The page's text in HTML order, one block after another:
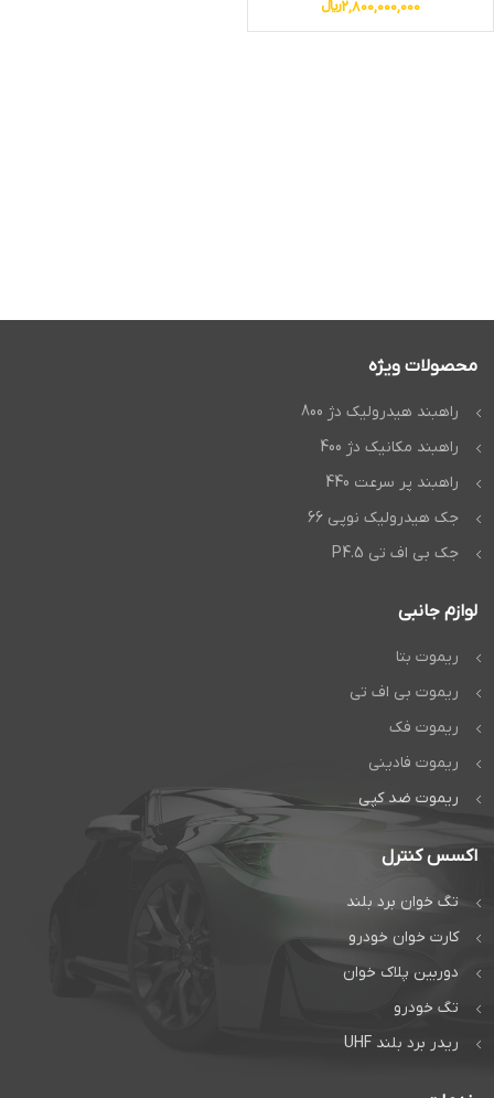
2,800,000,000﷼
محصولات ویژه
راهبند هیدرولیک دژ 800
راهبند مکانیک دژ 400
راهبند پر سرعت 440
جک هیدرولیک نوپی 66
جک بی اف تی P4.5
لوازم جانبی
ریموت بتا
ریموت بی اف تی
ریموت فک
ریموت فادینی
ریموت ضد کپی
اکسس کنترل
تگ خوان برد بلند
کارت خوان خودرو
دوربین پلاک خوان
تگ خودرو
ریدر برد بلند UHF